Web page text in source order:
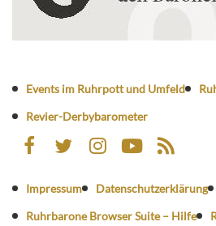
Events im Ruhrpott und Umfeld
Revier-Derbybarometer
Impressum Datenschutzerklärung
Ruhrbarone Browser Suite – Hilfe